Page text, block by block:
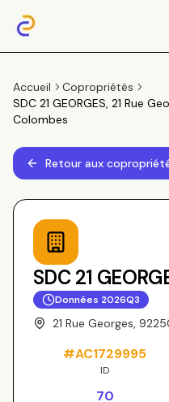
Accueil
Copropriétés
SDC 21 GEORGES, 21 Rue
Colombes
Retour aux
SDC 21
Données 2026Q3
21 Rue Georges,
#AC1729995
ID
70